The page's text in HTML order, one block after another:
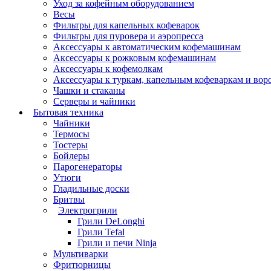
Уход за кофейным оборудованием
Весы
Фильтры для капельных кофеварок
Фильтры для пуровера и аэропресса
Аксессуары к автоматическим кофемашинам
Аксессуары к рожковым кофемашинам
Аксессуары к кофемолкам
Аксессуары к туркам, капельным кофеваркам и
Чашки и стаканы
Серверы и чайники
Бытовая техника
Чайники
Термосы
Тостеры
Бойлеры
Парогенераторы
Утюги
Гладильные доски
Бритвы
Электрогрили
Грили DeLonghi
Грили Tefal
Грили и печи Ninja
Мультиварки
Фритюрницы